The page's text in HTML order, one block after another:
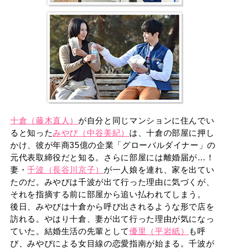
十倉（藤木直人） が自分と同じマンションに住んでい
ると知ったみやび（中谷美紀） は、十倉の部屋に押し
かけ、彼が年商35億の企業「グローバルダイナー」の
元代表取締役だと知る。さらに部屋には離婚届が…！
妻・千波（長谷川京子） が一人娘を連れ、家を出てい
たのだ。みやびは千波が出て行った理由に気づくが、
それを指摘する前に部屋から追い払われてしまう。
後日、みやびは十倉から呼び出されるような形で店を
訪れる。やはり十倉、妻が出て行った理由が気になっ
ていた。結婚生活の先輩として優里（平岩紙）
も呼
び、みやびによる女目線の恋愛指南が始まる。千波が